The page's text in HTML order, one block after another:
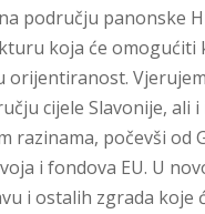
području panonske
koja će omogućiti
cijele Slavonije, ali i
razinama, počevši od
i fondova EU. U
i ostalih zgrada koje